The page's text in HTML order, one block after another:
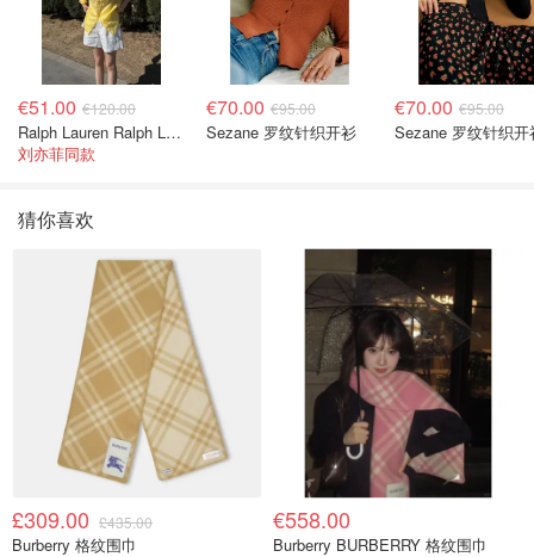
€51.00 €120.00
Ralph Lauren Ralph Lauren 男童亚麻衬衫
刘亦菲同款
€70.00 €95.00
Sezane 罗纹针织开衫
€70.00 €95.00
Sezane 罗纹针织开
猜你喜欢
£309.00 £435.00
Burberry 格纹围巾
€558.00
Burberry BURBERRY 格纹围巾